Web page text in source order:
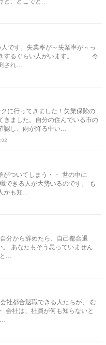
です。失業率が～失業率が～っ
きするぐらい人がいます。 今
され...
に行ってきました！失業保険の
きました。自分の住んでいる市の
し、雨が降る中い...
がついてしまう・・ 世の中に
できる人が大勢いるのです。 も
かも知...
分から辞めたら、自己都合退
あなたもそう思っていません
...
社都合退職できる人たちが、 む
会社は、社員が何も知らないと